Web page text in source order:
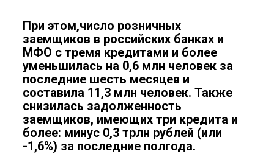
При этом,число розничных
заемщиков в российских банках и
МФО с тремя кредитами и более
уменьшилась на 0,6 млн человек за
последние шесть месяцев и
составила 11,3 млн человек. Также
снизилась задолженность
заемщиков, имеющих три кредита и
более: минус 0,3 трлн рублей (или
-1,6%) за последние полгода.